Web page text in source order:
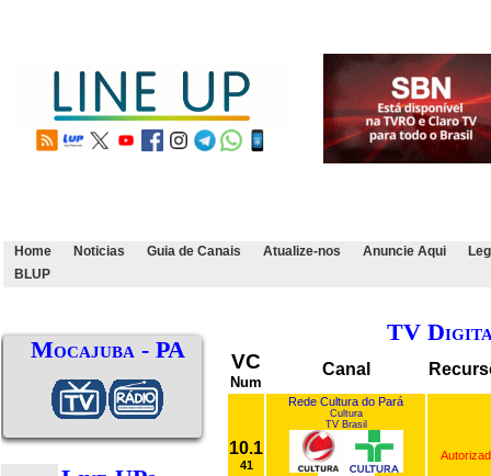
Home Noticias Guia de Canais Atualize-nos Anuncie Aqui
BLUP
Mocajuba - PA
TV
VC
Num
Canal
10.1
41
Rede Cultura do Pará
Cultura
TV Brasil